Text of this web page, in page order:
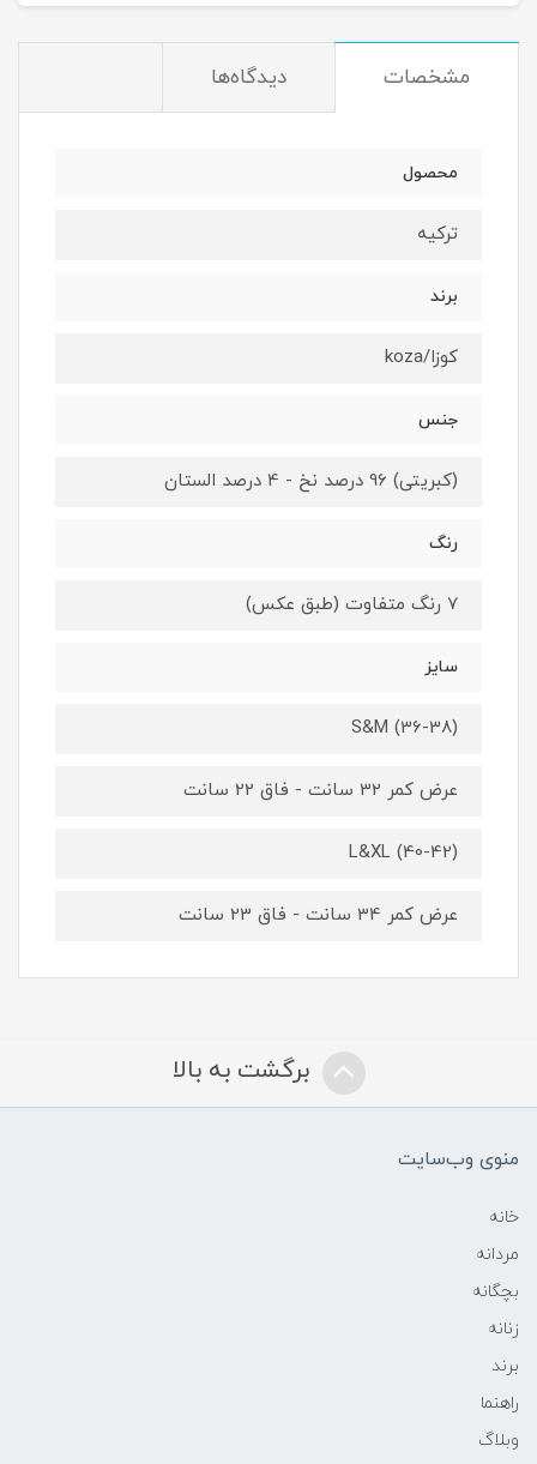
مشخصات دیدگاه‌ها
محصول
ترکیه
برند
کوزا/koza
جنس
(کبریتی) 96 درصد نخ - 4 درصد الستان
رنگ
7 رنگ متفاوت (طبق عکس)
سایز
S&M (36-38)
عرض کمر 32 سانت - فاق 22 سانت
L&XL (40-42)
عرض کمر 34 سانت - فاق 23 سانت
برگشت به بالا
منوی وب‌سایت
خانه
مردانه
بچگانه
زنانه
برند
راهنما
وبلاگ